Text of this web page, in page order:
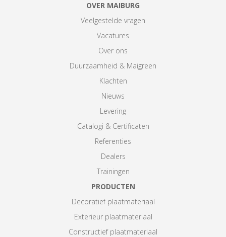
OVER MAIBURG
Veelgestelde vragen
Vacatures
Over ons
Duurzaamheid & Maigreen
Klachten
Nieuws
Levering
Catalogi & Certificaten
Referenties
Dealers
Trainingen
PRODUCTEN
Decoratief plaatmateriaal
Exterieur plaatmateriaal
Constructief plaatmateriaal